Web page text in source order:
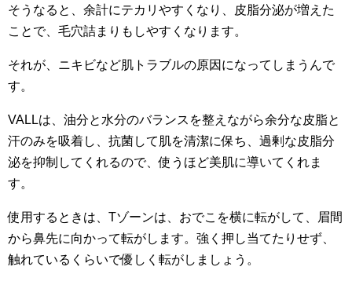
そうなると、余計にテカリやすくなり、皮脂分泌が増えた
ことで、毛穴詰まりもしやすくなります。
それが、ニキビなど肌トラブルの原因になってしまうんで
す。
VALLは、油分と水分のバランスを整えながら余分な皮脂と
汗のみを吸着し、抗菌して肌を清潔に保ち、過剰な皮脂分
泌を抑制してくれるので、使うほど美肌に導いてくれま
す。
使用するときは、Tゾーンは、おでこを横に転がして、眉間
から鼻先に向かって転がします。強く押し当てたりせず、
触れているくらいで優しく転がしましょう。